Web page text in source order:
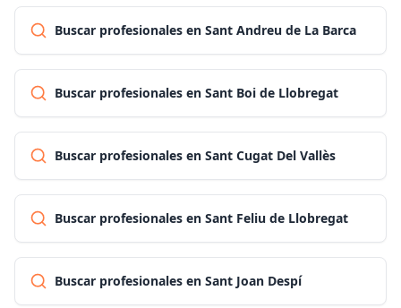
Buscar profesionales en Sant Andreu de La Barca
Buscar profesionales en Sant Boi de Llobregat
Buscar profesionales en Sant Cugat Del Vallès
Buscar profesionales en Sant Feliu de Llobregat
Buscar profesionales en Sant Joan Despí